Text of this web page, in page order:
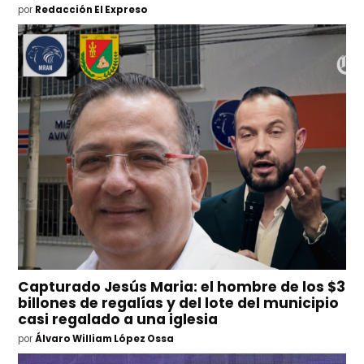
por Redacción El Expreso
Capturado Jesús Maria: el hombre de los $3
billones de regalías y del lote del municipio
casi regalado a una iglesia
por Álvaro William López Ossa